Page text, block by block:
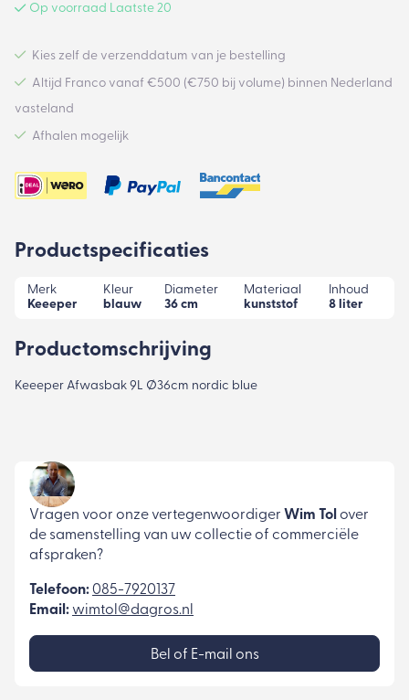
Productspecificaties
Merk
Keeeper
Kleur
blauw
Diameter
36 cm
Materiaal
kunststof
Inhoud
8 liter
Productomschrijving
Keeeper Afwasbak 9L Ø36cm nordic blue
Op voorraad Laatste 20
Kies zelf de verzenddatum van je bestelling
Altijd Franco vanaf €500 (€750 bij volume) binnen Nederland
vasteland
Afhalen mogelijk
Vragen voor onze vertegenwoordiger Wim Tol over
de samenstelling van uw collectie of commerciële
afspraken?
Bel of E-mail ons
Telefoon:085-7920137
Email:wimtol@dagros.nl